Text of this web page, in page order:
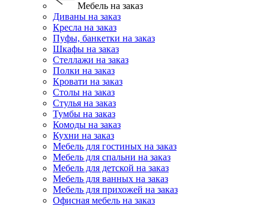
Мебель на заказ
Диваны на заказ
Кресла на заказ
Пуфы, банкетки на заказ
Шкафы на заказ
Стеллажи на заказ
Полки на заказ
Кровати на заказ
Столы на заказ
Стулья на заказ
Тумбы на заказ
Комоды на заказ
Кухни на заказ
Мебель для гостиных на заказ
Мебель для спальни на заказ
Мебель для детской на заказ
Мебель для ванных на заказ
Мебель для прихожей на заказ
Офисная мебель на заказ